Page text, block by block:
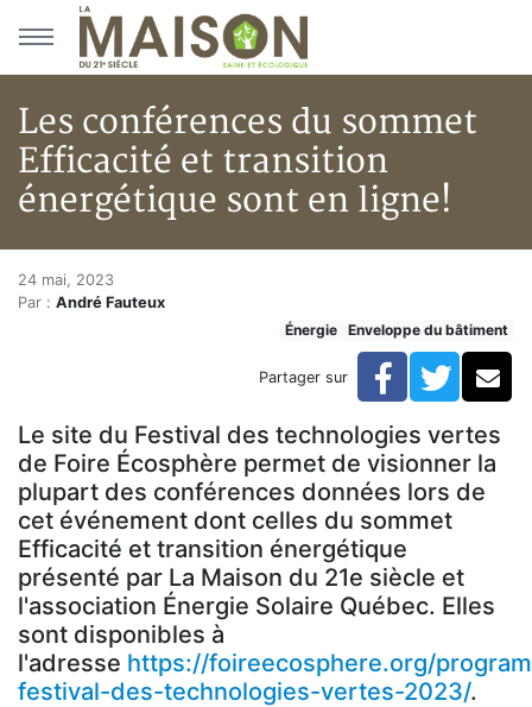
Aller au menu principal
Aller au contenu principal
Les conférences du sommet
Efficacité et transition
énergétique sont en ligne!
Accueil
Articles
Les conférences du sommet Efficacité et transition
Les conférences du sommet
24 mai, 2023
Par : André Fauteux
Énergie
Enveloppe du bâtiment
Partager sur Facebook
Le site du Festival des technologies vertes
de Foire Écosphère permet de visionner la
plupart des conférences données lors de
cet événement dont celles du sommet
Efficacité et transition énergétique
présenté par La Maison du 21e siècle et
l'association Énergie Solaire Québec. Elles
sont disponibles à
l'adresse https://foireecosphere.org/
festival-des-technologies-vertes-2023/.